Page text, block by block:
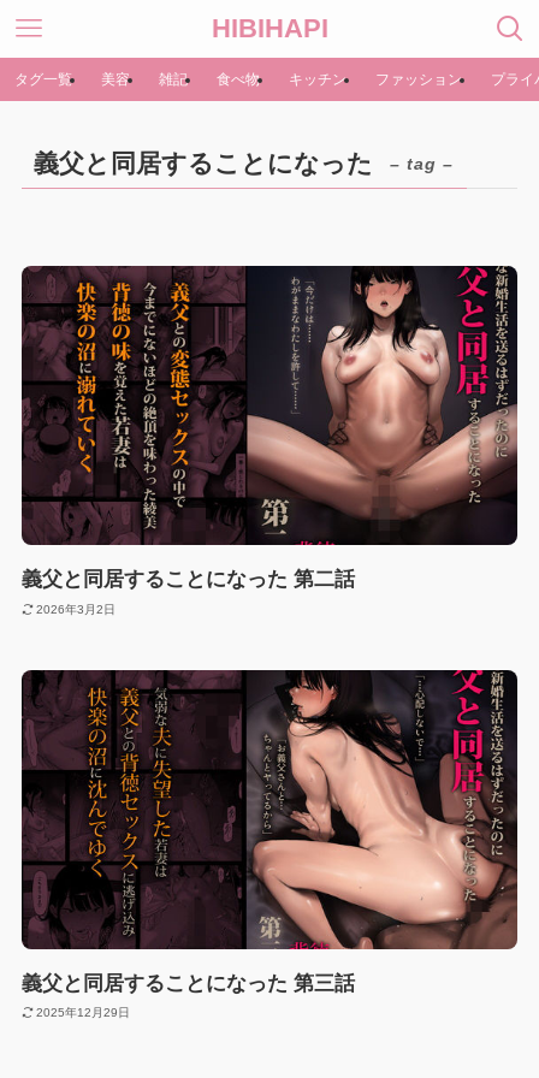
HIBIHAPI
タグ一覧 美容 雑記 食べ物 キッチン ファッション プライ
義父と同居することになった – tag –
義父と同居することになった 第二話
2026年3月2日
義父と同居することになった 第三話
2025年12月29日